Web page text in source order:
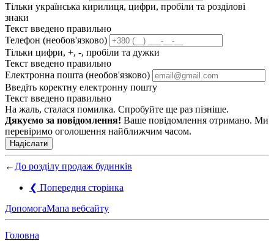
Тільки українська кирилиця, цифри, пробіли та розділові
знаки
Текст введено правильно
Телефон (необов'язково)
Тільки цифри, +, -, пробіли та дужки
Текст введено правильно
Електронна пошта (необов'язково)
Введіть коректну електронну пошту
Текст введено правильно
На жаль, сталася помилка. Спробуйте ще раз пізніше.
Дякуємо за повідомлення! Ваше повідомлення отримано. Ми
перевіримо оголошення найближчим часом.
Надіслати
← До розділу продаж будинків
❮ Попередня сторінка
ДопомогаМапа вебсайту
Головна